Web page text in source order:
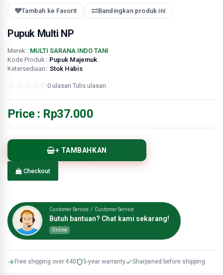
Tambah ke Favorit Bandingkan produk ini
Pupuk Multi NP
Merek:: MULTI SARANA INDO TANI
Kode Produk:: Pupuk Majemuk
Ketersediaan:: Stok Habis
0 ulasan Tulis ulasan
Price : Rp37.000
+ TAMBAHKAN
Checkout
Customer Service / Customer Service
Butuh bantuan? Chat kami sekarang!
Online
Free shipping over €40 5-year warranty Sharpened before shipping